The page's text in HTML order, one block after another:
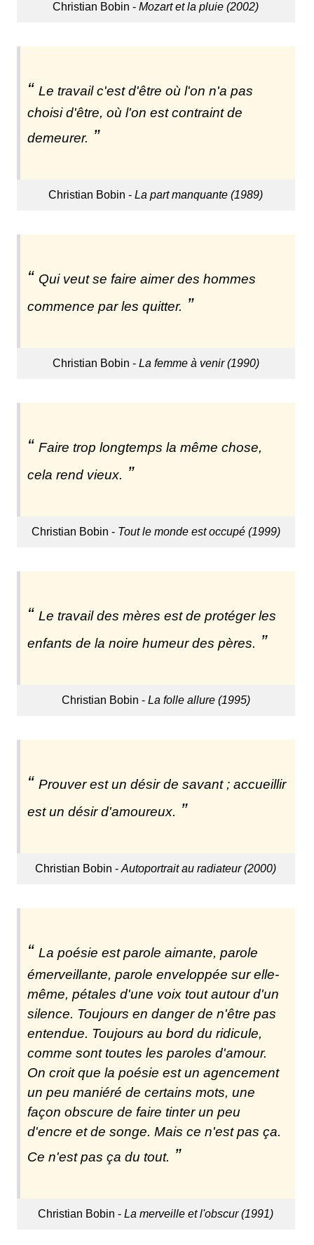
Christian Bobin -Mozart et la pluie (2002)
Le travail c'est d'être où l'on n'a pas
choisi d'être, où l'on est contraint de
demeurer.
Christian Bobin -La part manquante (1989)
Qui veut se faire aimer des hommes
commence par les quitter.
Christian Bobin - La femme à venir (1990)
Faire trop longtemps la même chose,
cela rend vieux.
Christian Bobin - Tout le monde est occupé (1999)
Le travail des mères est de protéger les
enfants de la noire humeur des pères.
Christian Bobin - La folle allure (1995)
Prouver est un désir de savant ; accueillir
est un désir d'amoureux.
Christian Bobin -Autoportrait au radiateur (2000)
La poésie est parole aimante, parole
émerveillante, parole enveloppée sur elle-
même, pétales d'une voix tout autour d'un
silence. Toujours en danger de n'être pas
entendue. Toujours au bord du ridicule,
comme sont toutes les paroles d'amour.
On croit que la poésie est un agencement
un peu maniéré de certains mots, une
façon obscure de faire tinter un peu
d'encre et de songe. Mais ce n'est pas ça.
Ce n'est pas ça du tout.
Christian Bobin -La merveille et l'obscur (1991)